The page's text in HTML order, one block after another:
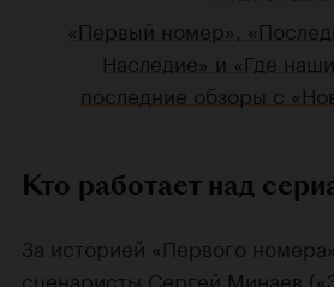
«Первый номер»,
Наследие» и «Где
последние обзоры с
Кто работает над
За историей «Первого
сценаристы Сергей Минаев (